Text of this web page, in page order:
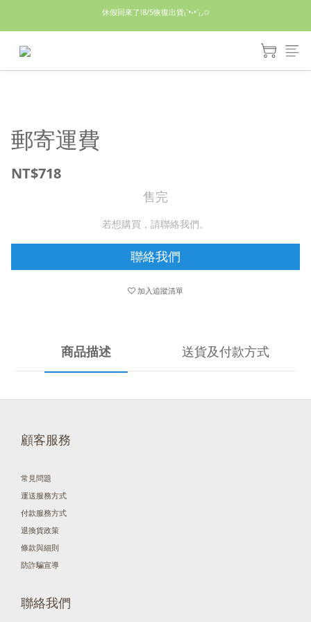
休假回來了!8/5恢復出貨₍˄•༝•˄₎◞✩
休假回來了!8/5恢復出貨₍˄•༝•˄₎◞✩
亮綠澎澎夾棉立體相機包 預購中! 製作有點延遲預計八月中出貨
郵寄運費
NT$718
售完
若想購買，請聯絡我們。
聯絡我們
加入追蹤清單
商品描述 送貨及付款方式
顧客服務
常見問題
運送服務方式
付款服務方式
退換貨政策
條款與細則
防詐騙宣導
聯絡我們